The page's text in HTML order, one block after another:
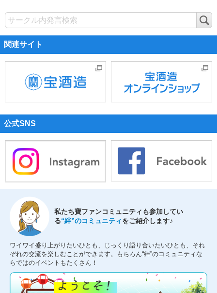
関連サイト
公式SNS
私たち寶ファンコミュニティも参加してい
る“絆”のコミュニティをご紹介します♪
ワイワイ盛り上がりたいひとも、じっくり語り合いたいひとも、それ
ぞれの交流を楽しむことができます。もちろん“絆”のコミュニティな
らではのイベントもたくさん！